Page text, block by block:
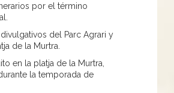
por el término
divulgativos del Parc Agrari y
de la Murtra.
en la platja de la Murtra,
la temporada de